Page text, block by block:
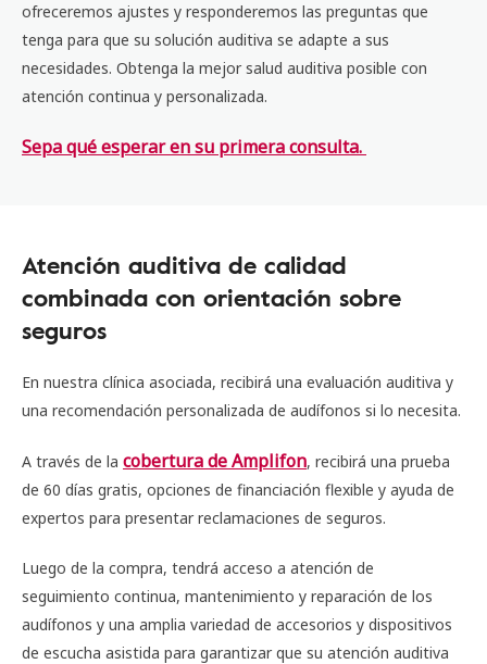
ofreceremos ajustes y responderemos las preguntas que
tenga para que su solución auditiva se adapte a sus
necesidades. Obtenga la mejor salud auditiva posible con
atención continua y personalizada.
Sepa qué esperar en su primera consulta.
Atención auditiva de calidad
combinada con orientación sobre
seguros
En nuestra clínica asociada, recibirá una evaluación auditiva y
una recomendación personalizada de audífonos si lo necesita.
A través de la cobertura de Amplifon, recibirá una prueba
de 60 días gratis, opciones de financiación flexible y ayuda de
expertos para presentar reclamaciones de seguros.
Luego de la compra, tendrá acceso a atención de
seguimiento continua, mantenimiento y reparación de los
audífonos y una amplia variedad de accesorios y dispositivos
de escucha asistida para garantizar que su atención auditiva